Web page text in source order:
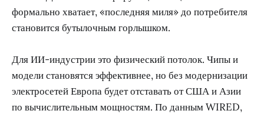
формально хватает, «последняя миля» до потребителя
становится бутылочным горлышком.
Для ИИ-индустрии это физический потолок. Чипы и
модели становятся эффективнее, но без модернизации
электросетей Европа будет отставать от США и Азии
по вычислительным мощностям. По данным WIRED,